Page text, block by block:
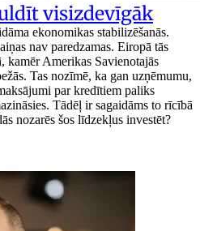
visizdevīgāk
ekonomikas stabilizēšanās.
nav paredzamas. Eiropā tās
kamēr Amerikas Savienotajās
Tas nozīmē, ka gan uzņēmumu,
par kredītiem paliks
Tādēļ ir sagaidāms to rīcībā
nozarēs šos līdzekļus investēt?